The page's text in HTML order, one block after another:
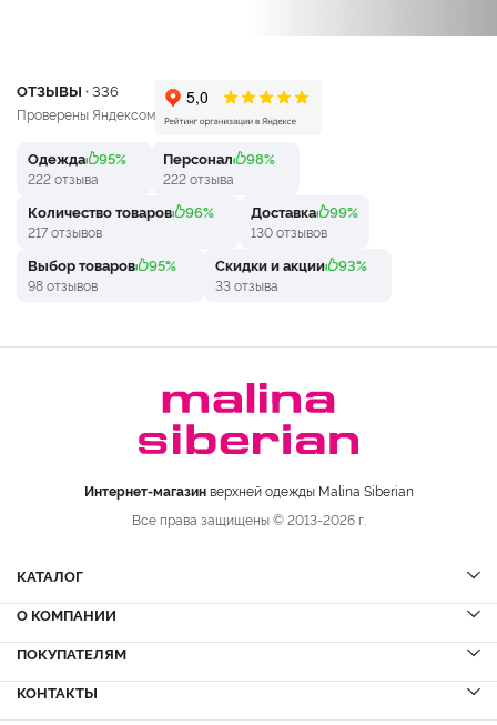
ОТЗЫВЫ ·336
Проверены Яндексом
Одежда 95%
222 отзыва
Персонал 98%
222 отзыва
Количество товаров 96%
217 отзывов
Доставка 99%
130 отзывов
Выбор товаров 95%
98 отзывов
Скидки и акции 93%
33 отзыва
Интернет-магазинверхней одежды Malina Siberian
Все права защищены © 2013-2026 г.
КАТАЛОГ
Шубы
Шубы из норки
Шубы из куницы
Дубленки
О КОМПАНИИ
Вопрос-ответ
Сервисный центр
ПОКУПАТЕЛЯМ
Акции
КОНТАКТЫ